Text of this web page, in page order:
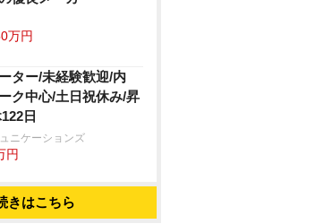
万円
ター/未経験歓迎/内
ク中心/土日祝休み/昇
日
ニケーションズ
円
きはこちら